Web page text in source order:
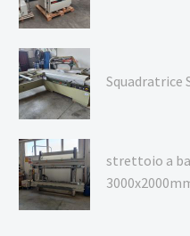
Squadratrice
strettoio a